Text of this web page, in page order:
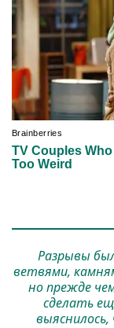
Разрывы
ветвями,
но прежде
сделать